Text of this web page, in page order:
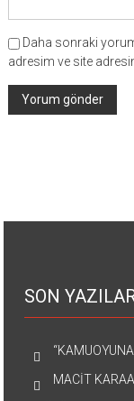
Daha sonraki
adresim ve site
SON
MACİT